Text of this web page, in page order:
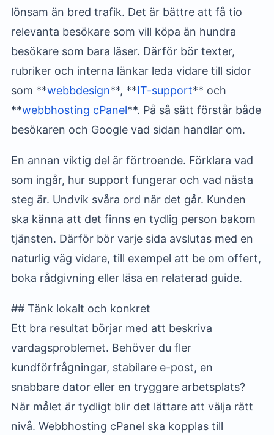
lönsam än bred trafik. Det är bättre att få tio
relevanta besökare som vill köpa än hundra
besökare som bara läser. Därför bör texter,
rubriker och interna länkar leda vidare till sidor
som **webbdesign**, **IT-support** och
**webbhosting cPanel**. På så sätt förstår både
besökaren och Google vad sidan handlar om.
En annan viktig del är förtroende. Förklara vad
som ingår, hur support fungerar och vad nästa
steg är. Undvik svåra ord när det går. Kunden
ska känna att det finns en tydlig person bakom
tjänsten. Därför bör varje sida avslutas med en
naturlig väg vidare, till exempel att be om offert,
boka rådgivning eller läsa en relaterad guide.
## Tänk lokalt och konkret
Ett bra resultat börjar med att beskriva
vardagsproblemet. Behöver du fler
kundförfrågningar, stabilare e-post, en
snabbare dator eller en tryggare arbetsplats?
När målet är tydligt blir det lättare att välja rätt
nivå. Webbhosting cPanel ska kopplas till